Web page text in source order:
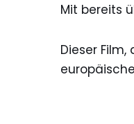
Mit bereits
Dieser